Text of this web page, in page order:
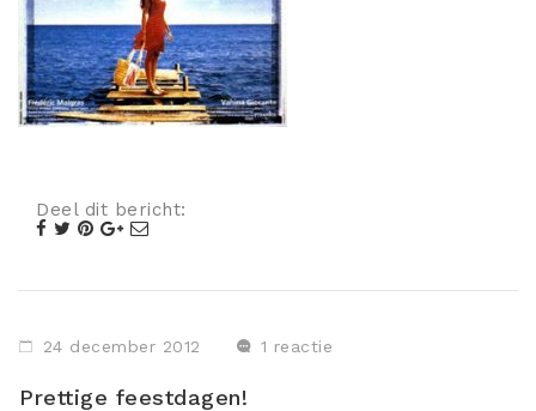
Deel dit bericht:
24 december 2012 1 reactie
Prettige feestdagen!